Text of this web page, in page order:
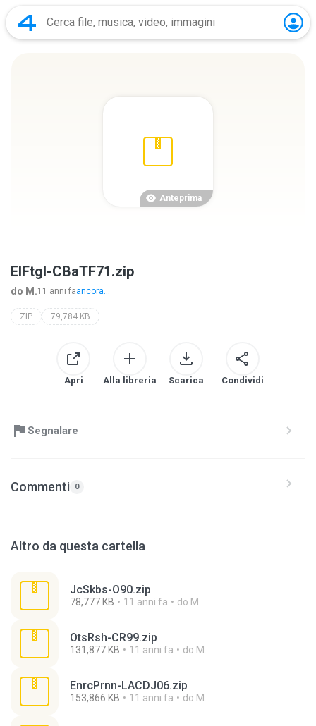
Anteprima
ElFtgl-CBaTF71.zip
do M.11 anni faancora...
ZIP 79,784 KB
Apri Alla libreria Scarica Condividi
Segnalare
Commenti 0
Altro da questa cartella
JcSkbs-O90.zip
78,777 KB 11 anni fa do M.
OtsRsh-CR99.zip
131,877 KB 11 anni fa do M.
EnrcPrnn-LACDJ06.zip
153,866 KB 11 anni fa do M.